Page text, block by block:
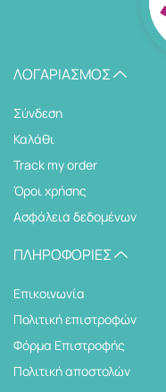
ΛΟΓΑΡΙΑΣΜΌΣ
Σύνδεση
Καλάθι
Track my order
Όροι χρήσης
Ασφάλεια δεδομένων
ΠΛΗΡΟΦΟΡΊΕΣ
Επικοινωνία
Πολιτική επιστροφών
Φόρμα Επιστροφής
Πολιτική αποστολών